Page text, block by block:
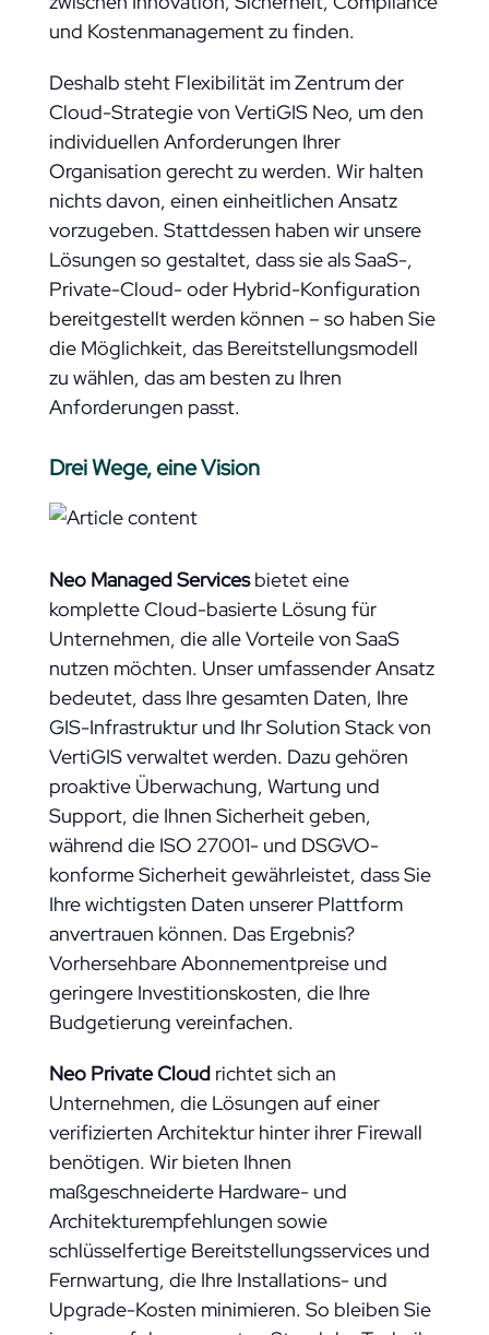
und Kostenmanagement zu finden.
Deshalb steht Flexibilität im Zentrum der
Cloud-Strategie von VertiGIS Neo, um den
individuellen Anforderungen Ihrer
Organisation gerecht zu werden. Wir halten
nichts davon, einen einheitlichen Ansatz
vorzugeben. Stattdessen haben wir unsere
Lösungen so gestaltet, dass sie als SaaS-,
Private-Cloud- oder Hybrid-Konfiguration
bereitgestellt werden können – so haben Sie
die Möglichkeit, das Bereitstellungsmodell
zu wählen, das am besten zu Ihren
Anforderungen passt.
Drei Wege, eine Vision
Neo Managed Servicesbietet eine
komplette Cloud-basierte Lösung für
Unternehmen, die alle Vorteile von SaaS
nutzen möchten. Unser umfassender Ansatz
bedeutet, dass Ihre gesamten Daten, Ihre
GIS-Infrastruktur und Ihr Solution Stack von
VertiGIS verwaltet werden. Dazu gehören
proaktive Überwachung, Wartung und
Support, die Ihnen Sicherheit geben,
während die ISO 27001- und DSGVO-
konforme Sicherheit gewährleistet, dass Sie
Ihre wichtigsten Daten unserer Plattform
anvertrauen können. Das Ergebnis?
Vorhersehbare Abonnementpreise und
geringere Investitionskosten, die Ihre
Budgetierung vereinfachen.
Neo Private Cloudrichtet sich an
Unternehmen, die Lösungen auf einer
verifizierten Architektur hinter ihrer Firewall
benötigen. Wir bieten Ihnen
maßgeschneiderte Hardware- und
Architekturempfehlungen sowie
schlüsselfertige Bereitstellungsservices und
Fernwartung, die Ihre Installations- und
Upgrade-Kosten minimieren. So bleiben Sie